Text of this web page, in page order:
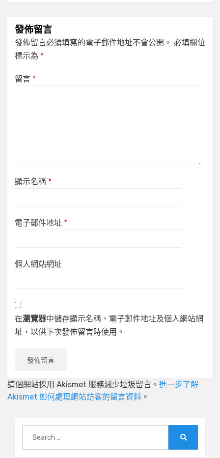
發佈留言
發佈留言必須填寫的電子郵件地址不會公開。 必填欄位
標示為 *
留言 *
顯示名稱 *
電子郵件地址 *
個人網站網址
在瀏覽器中儲存顯示名稱、電子郵件地址及個人網站網
址，以供下次發佈留言時使用。
這個網站採用 Akismet 服務減少垃圾留言。 進一步了解
Akismet 如何處理網站訪客的留言資料 。
for: